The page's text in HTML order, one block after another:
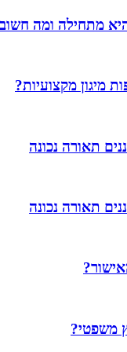
מתחילה ומה
מיגון מקצועיות?
תאורה נכונה
תאורה נכונה
משפטי?